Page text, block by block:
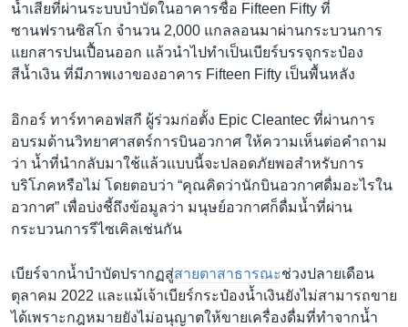
น้ำเสียที่ผ่านระบบบำบัดในอาคารชื่อ Fifteen Fifty ที่
ซานฟรานซิสโก จำนวน 2,000 แกลลอนมาผ่านกระบวนการ
แยกสารปนเปื้อนออก แล้วนำไปทำเป็นเบียร์บรรจุกระป๋อง
สีน้ำเงิน ที่มีภาพเงาของอาคาร Fifteen Fifty เป็นพื้นหลัง
อิกอร์ ทาร์ทาคอฟสกี ผู้ร่วมก่อตั้ง Epic Cleantec ที่ผ่านการ
อบรมด้านวิทยาศาสตร์การบินอวกาศ ให้ความเห็นต่อคำถาม
ว่า น้ำที่นำกลับมาใช้แล้วแบบนี้จะปลอดภัยพอสำหรับการ
บริโภคหรือไม่ โดยตอบว่า “คุณคิดว่านักบินอวกาศดื่มอะไรใน
อวกาศ” เพื่อบ่งชี้ถึงข้อมูลว่า มนุษย์อวกาศก็ดื่มน้ำที่ผ่าน
กระบวนการรีไซเคิลเช่นกัน
เบียร์จากน้ำบำบัดปรากฏสู่สายตาสาธารณะช่วงปลายเดือน
ตุลาคม 2022 และแม้เจ้าเบียร์กระป๋องน้ำเงินยังไม่สามารถขาย
ได้เพราะกฎหมายยังไม่อนุญาตให้ขายเครื่องดื่มที่ทำจากน้ำ